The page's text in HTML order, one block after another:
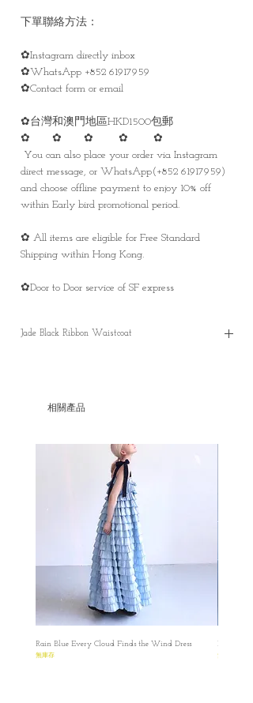
下單聯絡方法：
✿Instagram directly inbox
✿WhatsApp +852 61917959
✿Contact form or email
✿台灣和澳門地區HKD1500包郵
✿ ✿ ✿ ✿ ✿
You can also place your order via Instagram
direct message, or WhatsApp(+852 61917959)
and choose offline payment to enjoy 10% off
within Early bird promotional period.
✿ All items are eligible for Free Standard
Shipping within Hong Kong.
✿Door to Door service of SF express
Jade Black Ribbon Waistcoat
✿
✿length : 50 cm
✿Across chest(half chest) : 30cm
✿Bust: Free size
✿Across chest(half chest) : 35cm
Please noted all dimensions are measured
manually with deviation（ranged）at 1-3 cm.
✿
相關產品
Rain Blue Every Cloud Finds the Wind Dress
無庫存
Ivory
無庫存